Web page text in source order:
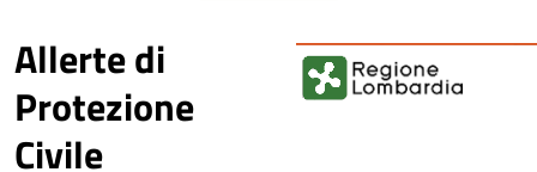
Allerte di
Protezione
Civile